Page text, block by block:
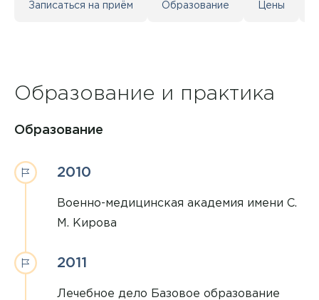
Записаться на приём Образование Цены
Образование и практика
Образование
2010
Военно-медицинская академия имени С.
М. Кирова
2011
Лечебное дело Базовое образование